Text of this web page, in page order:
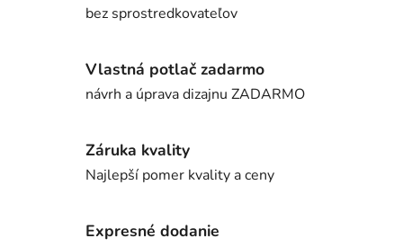
bez sprostredkovateľov
Vlastná potlač zadarmo
návrh a úprava dizajnu ZADARMO
Záruka kvality
Najlepší pomer kvality a ceny
Expresné dodanie